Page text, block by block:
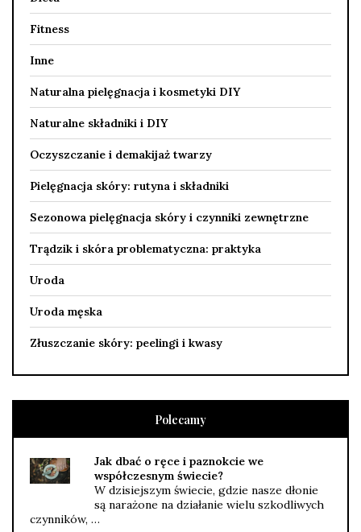
Fitness
Inne
Naturalna pielęgnacja i kosmetyki DIY
Naturalne składniki i DIY
Oczyszczanie i demakijaż twarzy
Pielęgnacja skóry: rutyna i składniki
Sezonowa pielęgnacja skóry i czynniki zewnętrzne
Trądzik i skóra problematyczna: praktyka
Uroda
Uroda męska
Złuszczanie skóry: peelingi i kwasy
Polecamy
Jak dbać o ręce i paznokcie we
współczesnym świecie?
W dzisiejszym świecie, gdzie nasze dłonie
są narażone na działanie wielu szkodliwych
czynników, …